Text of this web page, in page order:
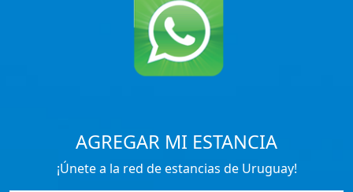
AGREGAR MI ESTANCIA
¡Únete a la red de estancias de Uruguay!